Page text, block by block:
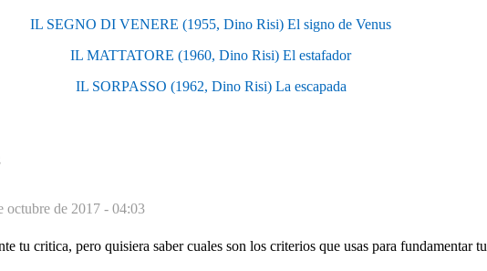
IL SEGNO DI VENERE (1955, Dino Risi) El signo de Venus
IL MATTATORE (1960, Dino Risi) El estafador
IL SORPASSO (1962, Dino Risi) La escapada
octubre de 2017 - 04:03
tu critica, pero quisiera saber cuales son los criterios que usas para fundamentar tu